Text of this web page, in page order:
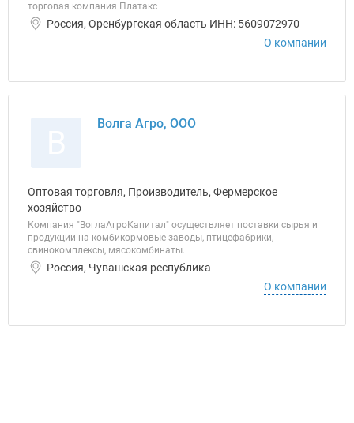
торговая компания Платакс
Россия, Оренбургская область ИНН: 5609072970
О компании
Волга Агро, ООО
Оптовая торговля, Производитель, Фермерское
хозяйство
Компания "ВоглаАгроКапитал" осуществляет поставки сырья и
продукции на комбикормовые заводы, птицефабрики,
свинокомплексы, мясокомбинаты.
Россия, Чувашская республика
О компании